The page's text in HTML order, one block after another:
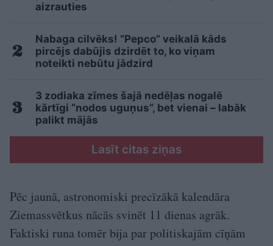
aizrauties
Nabaga cilvēks! “Pepco” veikalā kāds
pircējs dabūjis dzirdēt to, ko viņam
noteikti nebūtu jādzird
3 zodiaka zīmes šajā nedēļas nogalē
kārtīgi “nodos uguņus”, bet vienai – labāk
palikt mājās
Lasīt citas ziņas
Pēc jaunā, astronomiski precīzākā kalendāra
Ziemassvētkus nācās svinēt 11 dienas agrāk.
Faktiski runa tomēr bija par politiskajām cīņām